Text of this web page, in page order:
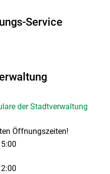
Service
der Stadtverwaltung
Öffnungszeiten!